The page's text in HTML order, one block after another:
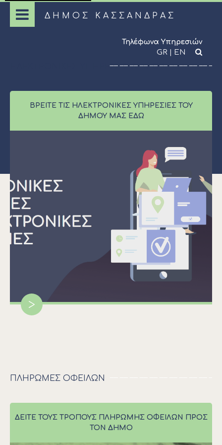
ΔΗΜΟΣ ΚΑΣΣΑΝΔΡΑΣ
Τηλέφωνα Υπηρεσιών
GR | EN
ΗΛΕΚΤΡΟΝΙΚΕΣ ΥΠΗΡΕΣΙΕΣ ΔΗΜΟΥ
ΒΡΕΊΤΕ ΤΙΣ ΗΛΕΚΤΡΟΝΙΚΈΣ ΥΠΗΡΕΣΊΕΣ ΤΟΥ
ΔΉΜΟΥ ΜΑΣ ΕΔΏ
>
ΠΛΗΡΩΜΕΣ ΟΦΕΙΛΩΝ
ΔΕΊΤΕ ΤΟΥΣ ΤΡΌΠΟΥΣ ΠΛΗΡΩΜΉΣ ΟΦΕΙΛΏΝ ΠΡΟΣ
ΤΟΝ ΔΉΜΟ